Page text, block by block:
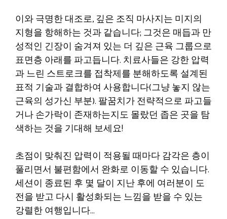
이와 극명한 대조로, 깊은 조직 마사지는 미지의
지형을 항해하는 것과 같습니다; 그것은 매듭과 만
성적인 긴장이 숨겨져 있는 더 깊은 근육 그룹으로
표면층 아래를 파고듭니다. 치료사들은 강한 압력
과 느린 스트로크를 접착제를 분해하도록 설계된
표적 기술과 결합하여 사용합니다(그냥 놓지 않는
근육의 성가신 부분). 팔꿈치가 전략적으로 파고들
거나 손가락이 존재하는지도 몰랐던 좁은 곳을 탐
색하는 것을 기대해 보세요!
초점이 맞춰진 압력이 적용될 때마다 감각은 층이
풀리면서 불편함에서 완화로 이동할 수 있습니다.
세션이 종료된 후 몇 달이 지난 후에 여러분이 도
전을 받고 다시 활성화되는 느낌을 받을 수 있는
강렬한 여행입니다…